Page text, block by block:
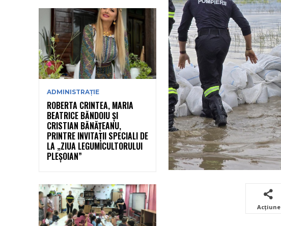
ADMINISTRAȚIE
ROBERTA CRINTEA, MARIA
BEATRICE BĂNDOIU ȘI
CRISTIAN BĂNĂȚEANU,
PRINTRE INVITAȚII SPECIALI DE
LA „ZIUA LEGUMICULTORULUI
PLEȘOIAN”
Acțiune